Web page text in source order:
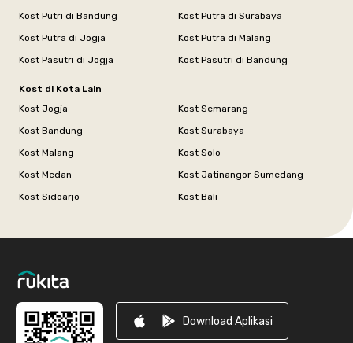
Kost Putri di Bandung
Kost Putra di Surabaya
Kost Putra di Jogja
Kost Putra di Malang
Kost Pasutri di Jogja
Kost Pasutri di Bandung
Kost di Kota Lain
Kost Jogja
Kost Semarang
Kost Bandung
Kost Surabaya
Kost Malang
Kost Solo
Kost Medan
Kost Jatinangor Sumedang
Kost Sidoarjo
Kost Bali
Download Aplikasi